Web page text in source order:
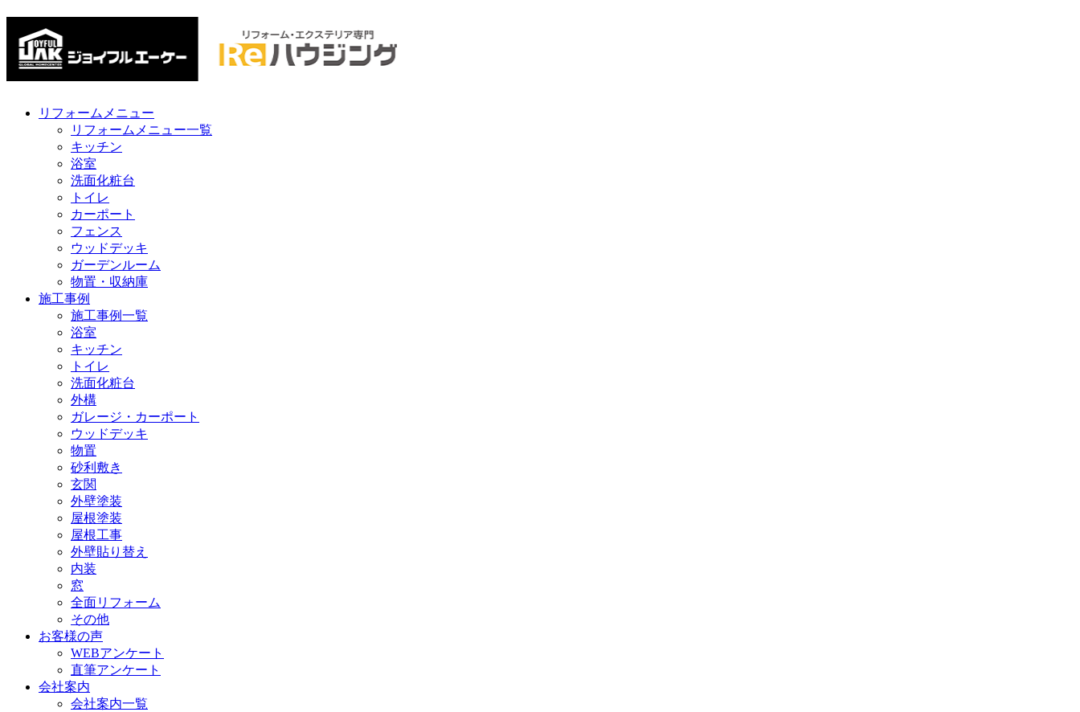
リフォームメニュー
リフォームメニュー一覧
キッチン
浴室
洗面化粧台
トイレ
カーポート
フェンス
ウッドデッキ
ガーデンルーム
物置・収納庫
施工事例
施工事例一覧
浴室
キッチン
トイレ
洗面化粧台
外構
ガレージ・カーポート
ウッドデッキ
物置
砂利敷き
玄関
外壁塗装
屋根塗装
屋根工事
外壁貼り替え
内装
窓
全面リフォーム
その他
お客様の声
WEBアンケート
直筆アンケート
会社案内
会社案内一覧